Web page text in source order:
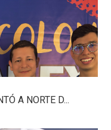
A NORTE D...